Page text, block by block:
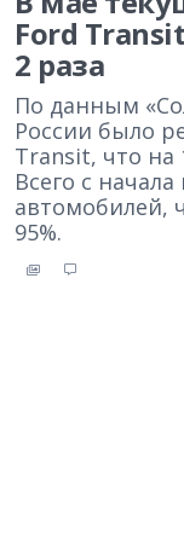
Ford
2 раза
По данным
России было
Transit, что на
Всего с
автомобилей,
95%.